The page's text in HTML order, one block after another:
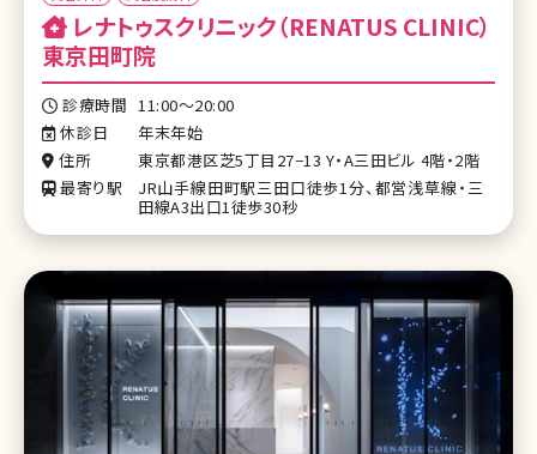
東京田町院
診療時間 11:00〜20:00
休診日
年末年始
住所
東京都港区芝5丁目27−13 Y・A三田ビル 4階・2階
最寄り駅
JR山手線田町駅三田口徒歩1分、都営浅草線・三
田線A3出口1徒歩30秒